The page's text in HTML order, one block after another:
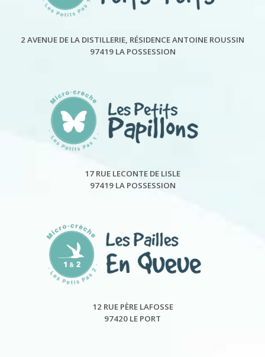
2 AVENUE DE LA DISTILLERIE, RÉSIDENCE ANTOINE ROUSSIN
97419 LA POSSESSION
17 RUE LECONTE DE LISLE
97419 LA POSSESSION
12 RUE PÈRE LAFOSSE
97420 LE PORT